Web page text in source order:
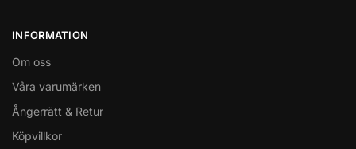
INFORMATION
Om oss
Våra varumärken
Ångerrätt & Retur
Köpvillkor